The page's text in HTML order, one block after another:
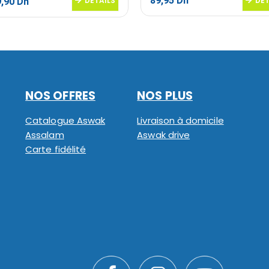
actuel
NOS OFFRES
Catalogue Aswak
Assalam
Carte fidélité
NOS PLUS
Livraison à domicile
Aswak drive